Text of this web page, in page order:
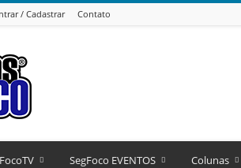
/ Cadastrar Contato
SegFoco EVENTOS Colunas